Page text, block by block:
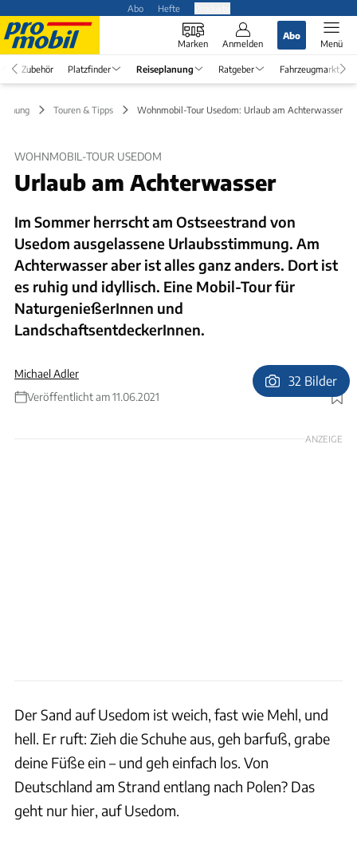
Abo Hefte
Marken Anmelden
Abo
Menü
Zubehör Platzfinder Reiseplanung Ratgeber Fahrzeugmarkt
Touren & Tipps Wohnmobil-Tour Usedom: Urlaub am Achterwasser
WOHNMOBIL-TOUR USEDOM
Urlaub am Achterwasser
Im Sommer herrscht am Ostseestrand von
Usedom ausgelassene Urlaubsstimmung. Am
Achterwasser aber ist alles ganz anders. Dort ist
es ruhig und idyllisch. Eine Mobil-Tour für
NaturgenießerInnen und
LandschaftsentdeckerInnen.
Michael Adler
Veröffentlicht am 11.06.2021
Foto: Joachim Negwer
32 Bilder
ANZEIGE
Der Sand auf Usedom ist weich, fast wie Mehl, und
hell. Er ruft: Zieh die Schuhe aus, geh barfuß, grabe
deine Füße ein – und geh einfach los. Von
Deutschland am Strand entlang nach Polen? Das
geht nur hier, auf Usedom.